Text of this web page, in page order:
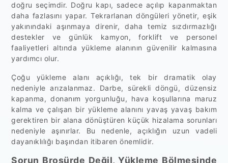
doğru seçimdir. Doğru kapı, sadece açılıp kapanmaktan
daha fazlasını yapar. Tekrarlanan döngüleri yönetir, eşik
yakınındaki aşınmaya direnir, daha temiz sızdırmazlığı
destekler ve günlük kamyon, forklift ve personel
faaliyetleri altında yükleme alanının güvenilir kalmasına
yardımcı olur.
Çoğu yükleme alanı açıklığı, tek bir dramatik olay
nedeniyle arızalanmaz. Darbe, sürekli döngü, düzensiz
kapanma, donanım yorgunluğu, hava koşullarına maruz
kalma ve çalışan bir yükleme alanını yavaş yavaş bakım
gerektiren bir alana dönüştüren küçük hizalama sorunları
nedeniyle aşınırlar. Bu nedenle, açıklığın uzun vadeli
dayanıklılığı başından itibaren önemlidir.
Sorun Broşürde Değil, Yükleme Bölmesinde